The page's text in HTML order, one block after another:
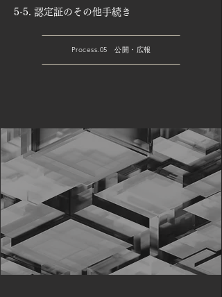
5-5. 認定証のその他手続き
Process.05 公開・広報